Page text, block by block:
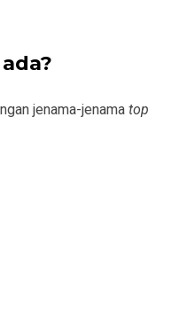
jenama-jenama top